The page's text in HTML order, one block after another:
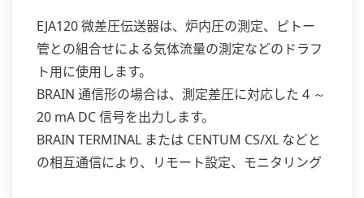
EJA120 微差圧伝送器は、炉内圧の測定、ピトー
管との組合せによる気体流量の測定などのドラフ
ト用に使用します。
BRAIN 通信形の場合は、測定差圧に対応した 4 ～
20 mA DC 信号を出力します。
BRAIN TERMINAL または CENTUM CS/XL などと
の相互通信により、リモート設定、モニタリング